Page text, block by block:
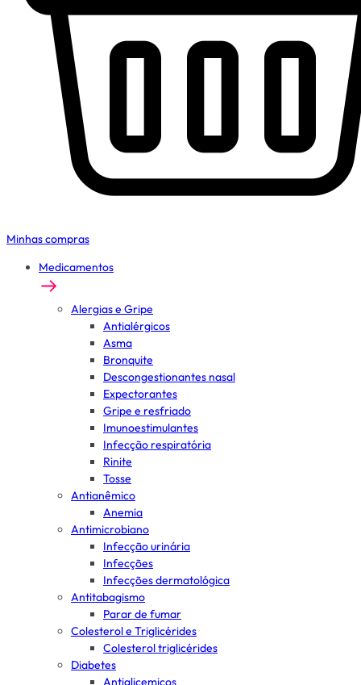
Minhas compras
Medicamentos
Alergias e Gripe
Antialérgicos
Asma
Bronquite
Descongestionantes nasal
Expectorantes
Gripe e resfriado
Imunoestimulantes
Infecção respiratória
Rinite
Tosse
Antianêmico
Anemia
Antimicrobiano
Infecção urinária
Infecções
Infecções dermatológica
Antitabagismo
Parar de fumar
Colesterol e Triglicérides
Colesterol triglicérides
Diabetes
Antiglicemicos